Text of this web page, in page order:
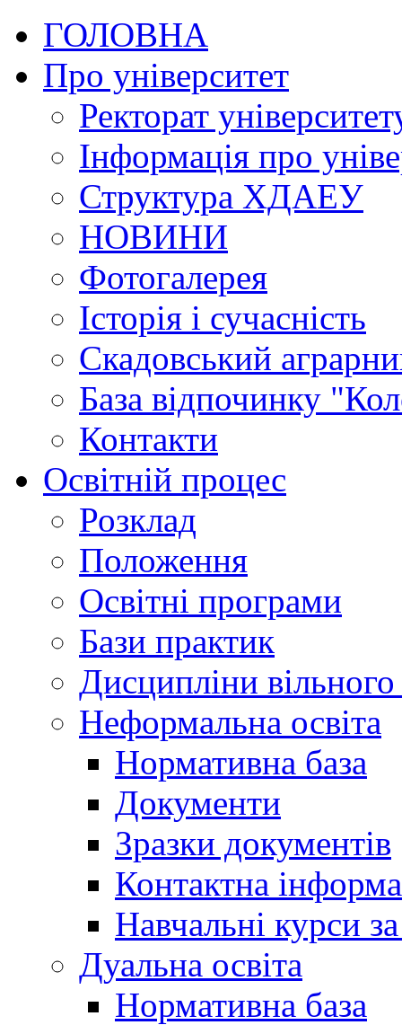
ГОЛОВНА
Про університет
Ректорат
Інформація про
Структура ХДАЕУ
НОВИНИ
Фотогалерея
Історія і сучасність
Скадовський
База відпочинку
Контакти
Освітній процес
Розклад
Положення
Освітні програми
Бази практик
Дисципліни
Неформальна освіта
Нормативна база
Документи
Зразки документів
Контактна
Навчальні курси
Дуальна освіта
Нормативна база